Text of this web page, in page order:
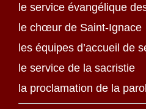
le service évangélique
le chœur de Saint-Ignace
les équipes d’accueil de
le service de la sacristie
la proclamation de la